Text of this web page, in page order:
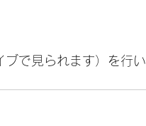
ブで見られます）を行い